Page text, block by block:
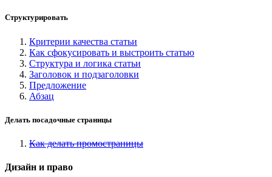
Структурировать
Критерии качества статьи
Как сфокусировать и выстроить статью
Структура и логика статьи
Заголовок и подзаголовки
Предложение
Абзац
Делать посадочные страницы
Как делать промостраницы
Дизайн и право